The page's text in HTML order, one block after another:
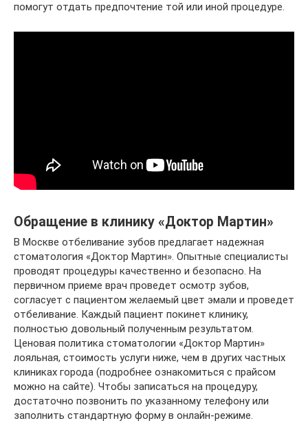
помогут отдать предпочтение той или иной процедуре.
Обращение в клинику «Доктор Мартин»
В Москве отбеливание зубов предлагает надежная
стоматология «Доктор Мартин». Опытные специалисты
проводят процедуры качественно и безопасно. На
первичном приеме врач проведет осмотр зубов,
согласует с пациентом желаемый цвет эмали и проведет
отбеливание. Каждый пациент покинет клинику,
полностью довольный полученным результатом.
Ценовая политика стоматологии «Доктор Мартин»
лояльная, стоимость услуги ниже, чем в других частных
клиниках города (подробнее ознакомиться с прайсом
можно на сайте). Чтобы записаться на процедуру,
достаточно позвонить по указанному телефону или
заполнить стандартную форму в онлайн-режиме.